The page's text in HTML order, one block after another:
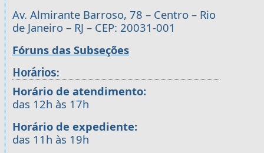
Av. Almirante Barroso, 78 – Centro – Rio
de Janeiro – RJ – CEP: 20031-001
Fóruns das Subseções
Horários:
Horário de atendimento:
das 12h às 17h
Horário de expediente:
das 11h às 19h